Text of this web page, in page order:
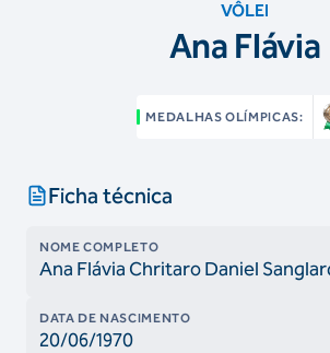
VÔLEI
Ana Flávia
MEDALHAS OLÍMPICAS:
Ficha técnica
NOME COMPLETO
Ana Flávia Chritaro Daniel
DATA DE NASCIMENTO
20/06/1970